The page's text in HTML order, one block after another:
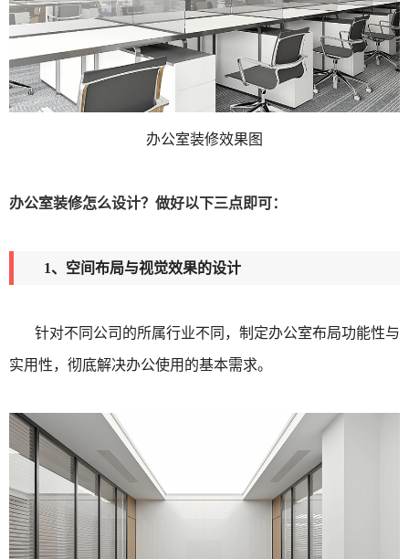
办公室装修效果图
办公室装修怎么设计？做好以下三点即可：
1、空间布局与视觉效果的设计
针对不同公司的所属行业不同，制定办公室布局功能性与
实用性，彻底解决办公使用的基本需求。